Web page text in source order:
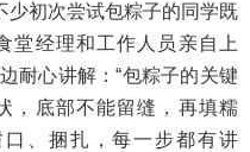
少初次尝试包粽子的同学既
堂经理和工作人员亲自上
耐心讲解：“包粽子的关键
，底部不能留缝，再填糯
、捆扎，每一步都有讲